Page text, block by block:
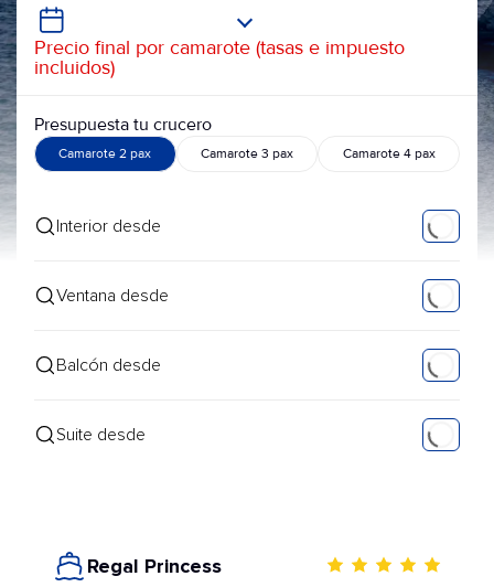
Precio final por camarote (tasas e impuesto
incluidos)
Presupuesta tu crucero
Camarote 2 pax Camarote 3 pax Camarote 4 pax
Interior desde
Ventana desde
Balcón desde
Suite desde
Regal Princess